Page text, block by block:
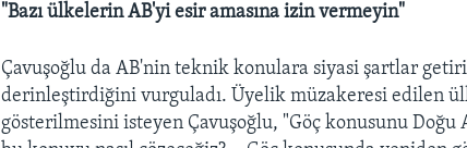
"Bazı ülkelerin AB'yi esir amasına izin vermeyin"
Çavuşoğlu da AB'nin teknik konulara siyasi şartlar
derinleştirdiğini vurguladı. Üyelik müzakeresi edilen
gösterilmesini isteyen Çavuşoğlu, "Göç konusunu Doğu